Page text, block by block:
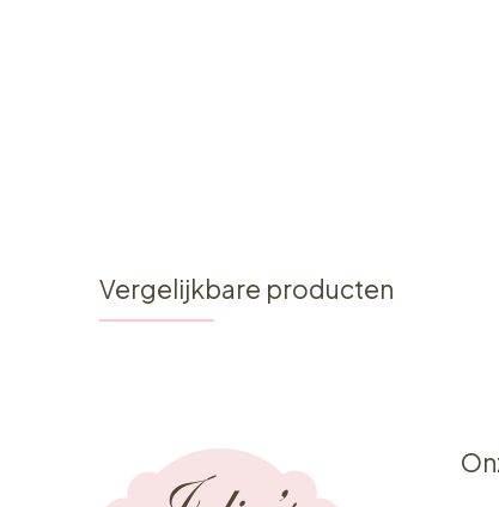
Vergelijkbare producten